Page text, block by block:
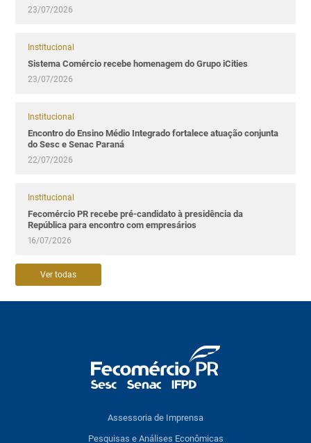
23/07/2026
Institucional
Sistema Comércio recebe homenagem do Grupo iCities
23/07/2026
Institucional
Encontro do Ensino Médio Integrado fortalece atuação conjunta
do Sesc e Senac Paraná
22/07/2026
Institucional
Fecomércio PR recebe pré-candidato à presidência da
República para encontro com empresários
16/07/2026
Ver todas
Assessoria de Imprensa
Pesquisas e Análises Econômicas